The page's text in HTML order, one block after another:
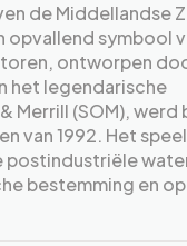
de Middellandse
opvallend symbool
ontworpen
het legendarische
Merrill (SOM), werd
van 1992. Het
bestemming en